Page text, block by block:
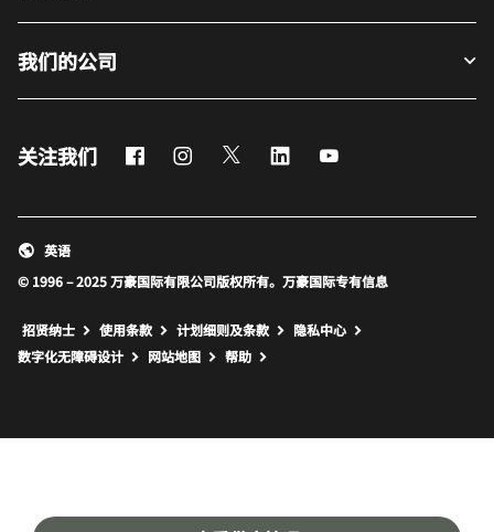
我们的公司
关注我们 FacebookInstagram
Twitter LinkedIn
© 1996 – 2025 万豪国际有限公司版权所有。万豪国际专有信息
英语
招贤纳士 使用条款 计划细则及条款
隐私中心
数字化无障碍设计
网站地图 打开新窗口
帮助